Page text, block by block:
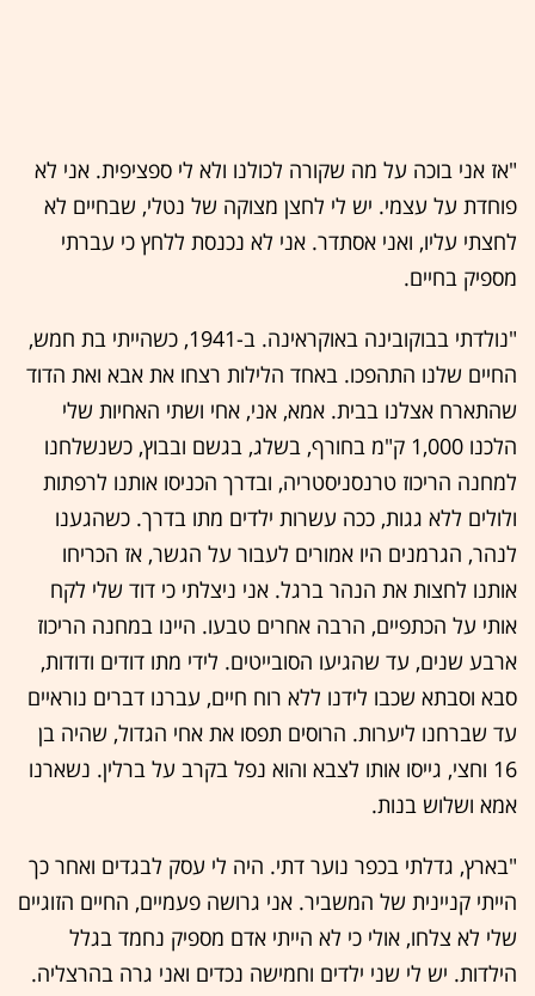
"אז אני בוכה על מה שקורה לכולנו ולא לי ספציפית. אני לא
פוחדת על עצמי. יש לי לחצן מצוקה של נטלי, שבחיים לא
לחצתי עליו, ואני אסתדר. אני לא נכנסת ללחץ כי עברתי
מספיק בחיים.
"נולדתי בבוקובינה באוקראינה. ב-1941, כשהייתי בת חמש,
החיים שלנו התהפכו. באחד הלילות רצחו את אבא ואת הדוד
שהתארח אצלנו בבית. אמא, אני, אחי ושתי האחיות שלי
הלכנו 1,000 ק"מ בחורף, בשלג, בגשם ובבוץ, כשנשלחנו
למחנה הריכוז טרנסניסטריה, ובדרך הכניסו אותנו לרפתות
ולולים ללא גגות, ככה עשרות ילדים מתו בדרך. כשהגענו
לנהר, הגרמנים היו אמורים לעבור על הגשר, אז הכריחו
אותנו לחצות את הנהר ברגל. אני ניצלתי כי דוד שלי לקח
אותי על הכתפיים, הרבה אחרים טבעו. היינו במחנה הריכוז
ארבע שנים, עד שהגיעו הסובייטים. לידי מתו דודים ודודות,
סבא וסבתא שכבו לידנו ללא רוח חיים, עברנו דברים נוראיים
עד שברחנו ליערות. הרוסים תפסו את אחי הגדול, שהיה בן
16 וחצי, גייסו אותו לצבא והוא נפל בקרב על ברלין. נשארנו
אמא ושלוש בנות.
"בארץ, גדלתי בכפר נוער דתי. היה לי עסק לבגדים ואחר כך
הייתי קניינית של המשביר. אני גרושה פעמיים, החיים הזוגיים
שלי לא צלחו, אולי כי לא הייתי אדם מספיק נחמד בגלל
הילדות. יש לי שני ילדים וחמישה נכדים ואני גרה בהרצליה.